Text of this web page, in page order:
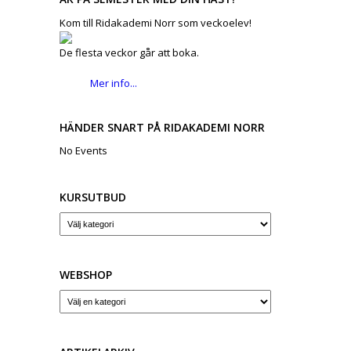
Kom till Ridakademi Norr som veckoelev!
De flesta veckor går att boka.
Mer info...
HÄNDER SNART PÅ RIDAKADEMI NORR
No Events
KURSUTBUD
WEBSHOP